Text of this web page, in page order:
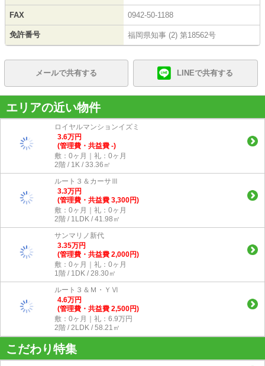
FAX 0942-50-1188
免許番号 福岡県知事 (2) 第18562号
メールで共有する LINEで共有する
エリアの近い物件
ロイヤルマンションイズミ
3.6万円
(管理費・共益費 -)
敷：0ヶ月｜礼：0ヶ月
2階 / 1K / 33.36㎡
ルート３＆カーサⅢ
3.3万円
(管理費・共益費 3,300円)
敷：0ヶ月｜礼：0ヶ月
2階 / 1LDK / 41.98㎡
サンマリノ新代
3.35万円
(管理費・共益費 2,000円)
敷：0ヶ月｜礼：0ヶ月
1階 / 1DK / 28.30㎡
ルート３＆Ｍ・ＹⅥ
4.6万円
(管理費・共益費 2,500円)
敷：0ヶ月｜礼：6.9万円
2階 / 2LDK / 58.21㎡
こだわり特集